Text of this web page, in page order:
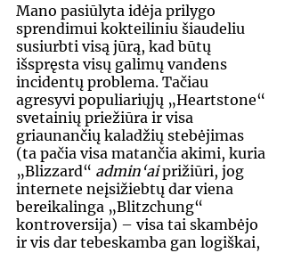
Mano pasiūlyta idėja prilygo
sprendimui kokteiliniu šiaudeliu
susiurbti visą jūrą, kad būtų
išspręsta visų galimų vandens
incidentų problema. Tačiau
agresyvi populiariųjų „Heartstone“
svetainių priežiūra ir visa
griaunančių kaladžių stebėjimas
(ta pačia visa matančia akimi, kuria
„Blizzard“ admin‘ai prižiūri, jog
internete neįsižiebtų dar viena
bereikalinga „Blitzchung“
kontroversija) – visa tai skambėjo
ir vis dar tebeskamba gan logiškai,